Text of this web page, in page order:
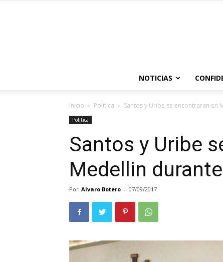
NOTICIAS
Inicio Política Santos y Uribe se encontraran en
Política
Santos y Uribe
Medellin
Por Alvaro Botero - 07/09/2017